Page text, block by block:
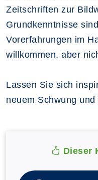
Zeitschriften zur
Grundkenntnisse
Vorerfahrungen im
willkommen, aber
Lassen Sie sich
neuem Schwung
Dieser